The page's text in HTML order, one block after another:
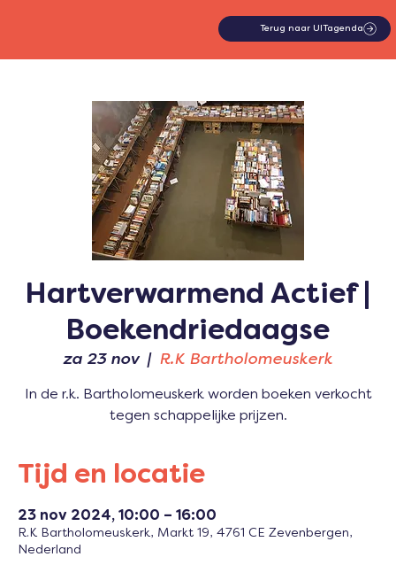
Terug naar UITagenda
Hartverwarmend Actief |
Boekendriedaagse
za 23 nov
  |
R.K Bartholomeuskerk
In de r.k. Bartholomeuskerk worden boeken verkocht
tegen schappelijke prijzen.
Tijd en locatie
23 nov 2024, 10:00 – 16:00
R.K Bartholomeuskerk, Markt 19, 4761 CE Zevenbergen,
Nederland